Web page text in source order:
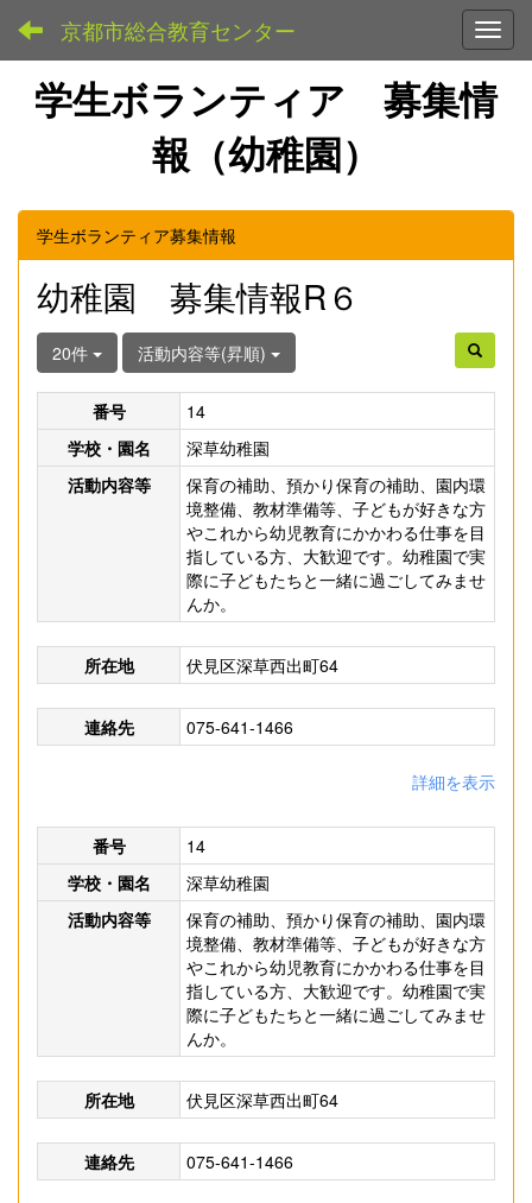
京都市総合教育センター
学生ボランティア 募集情
報（幼稚園）
学生ボランティア募集情報
幼稚園 募集情報R６
20件 活動内容等(昇順)
番号
14
学校・園名
深草幼稚園
活動内容等
保育の補助、預かり保育の補助、園内環
境整備、教材準備等、子どもが好きな方
やこれから幼児教育にかかわる仕事を目
指している方、大歓迎です。幼稚園で実
際に子どもたちと一緒に過ごしてみませ
んか。
所在地 伏見区深草西出町64
連絡先 075-641-1466
詳細を表示
番号
14
学校・園名
深草幼稚園
活動内容等
保育の補助、預かり保育の補助、園内環
境整備、教材準備等、子どもが好きな方
やこれから幼児教育にかかわる仕事を目
指している方、大歓迎です。幼稚園で実
際に子どもたちと一緒に過ごしてみませ
んか。
所在地 伏見区深草西出町64
連絡先 075-641-1466